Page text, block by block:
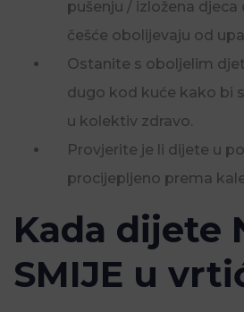
pušenju / izložena
češće obolijevaju od
Ostanite s oboljelim
dugo kod kuće kako bi
u kolektiv zdravo.
Provjerite je li dijete u
procijepljeno prema
Kada dijete
SMIJE u